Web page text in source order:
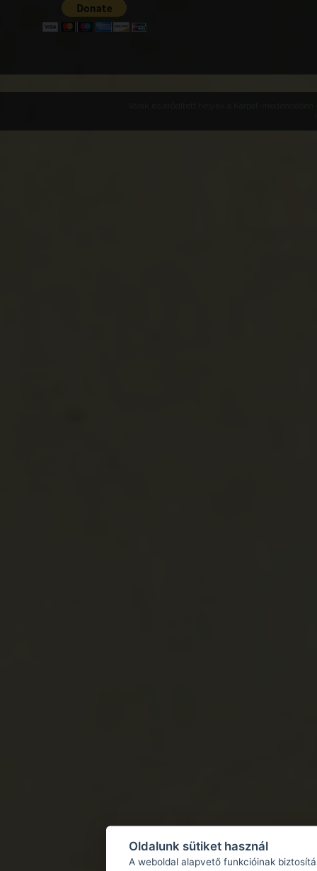
Oldalunk sütiket használ
A weboldal alapvető funkcióinak